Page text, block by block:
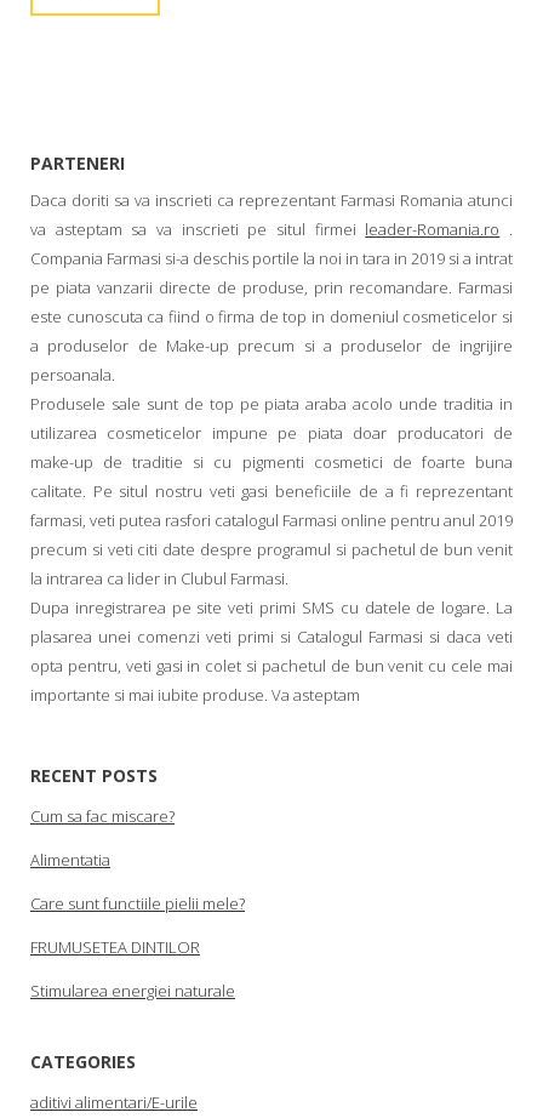
PARTENERI
Daca doriti sa va inscrieti ca reprezentant Farmasi Romania atunci
va asteptam sa va inscrieti pe situl firmei leader-Romania.ro .
Compania Farmasi si-a deschis portile la noi in tara in 2019 si a intrat
pe piata vanzarii directe de produse, prin recomandare. Farmasi
este cunoscuta ca fiind o firma de top in domeniul cosmeticelor si
a produselor de Make-up precum si a produselor de ingrijire
persoanala.
Produsele sale sunt de top pe piata araba acolo unde traditia in
utilizarea cosmeticelor impune pe piata doar producatori de
make-up de traditie si cu pigmenti cosmetici de foarte buna
calitate. Pe situl nostru veti gasi beneficiile de a fi reprezentant
farmasi, veti putea rasfori catalogul Farmasi online pentru anul 2019
precum si veti citi date despre programul si pachetul de bun venit
la intrarea ca lider in Clubul Farmasi.
Dupa inregistrarea pe site veti primi SMS cu datele de logare. La
plasarea unei comenzi veti primi si Catalogul Farmasi si daca veti
opta pentru, veti gasi in colet si pachetul de bun venit cu cele mai
importante si mai iubite produse. Va asteptam
RECENT POSTS
Cum sa fac miscare?
Alimentatia
Care sunt functiile pielii mele?
FRUMUSETEA DINTILOR
Stimularea energiei naturale
CATEGORIES
aditivi alimentari/E-urile